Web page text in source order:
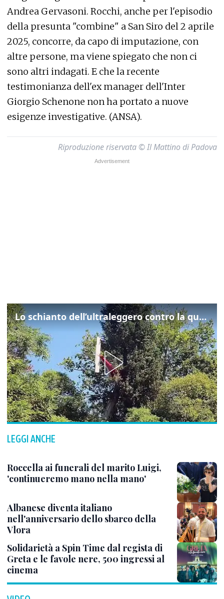
Andrea Gervasoni. Rocchi, anche per l'episodio
della presunta "combine" a San Siro del 2 aprile
2025, concorre, da capo di imputazione, con
altre persone, ma viene spiegato che non ci
sono altri indagati. E che la recente
testimonianza dell'ex manager dell'Inter
Giorgio Schenone non ha portato a nuove
esigenze investigative. (ANSA).
Riproduzione riservata © Il Mattino di Padova
Lo schianto dell’ultraleggero contro la quercia: cosa è successo a Rivarotta
LEGGI ANCHE
Roccella ai funerali del marito Luigi,
'continueremo mano nella mano'
Albanese diventa italiano
nell'anniversario dello sbarco della
Vlora
Solidarietà a Spin Time dal regista di
Greta e le favole nere, 500 ingressi al
cinema